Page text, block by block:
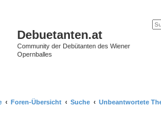
Debuetanten.at
Community der Debütanten des Wiener
Opernballes
Foren-Übersicht Suche Unbeantwortete